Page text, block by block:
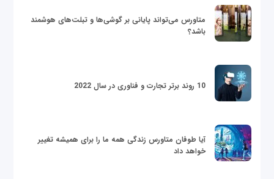
متاورس می‌تواند پایانی بر گوشی‌ها و تبلت‌های هوشمند
باشد؟
10 روند برتر تجارت و فناوری در سال 2022
آیا طوفان متاورس زندگی همه ما را برای همیشه تغییر
خواهد داد